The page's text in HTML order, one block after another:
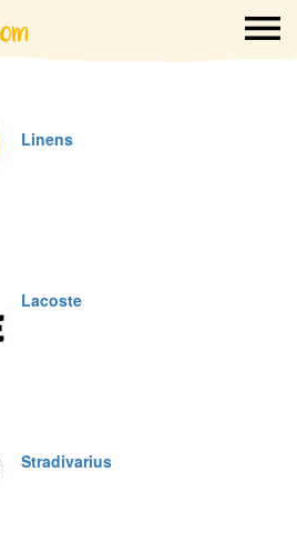
Linens
Lacoste
Stradivarius